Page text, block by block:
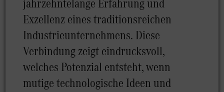
Exzellenz eines traditionsreichen
Industrieunternehmens. Diese
Verbindung zeigt eindrucksvoll,
welches Potenzial entsteht, wenn
mutige technologische Ideen und